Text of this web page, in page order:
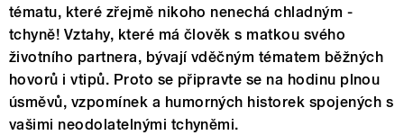
tématu, které zřejmě nikoho nenechá chladným -
tchyně! Vztahy, které má člověk s matkou svého
životního partnera, bývají vděčným tématem běžných
hovorů i vtipů. Proto se připravte se na hodinu plnou
úsměvů, vzpomínek a humorných historek spojených s
vašimi neodolatelnými tchyněmi.